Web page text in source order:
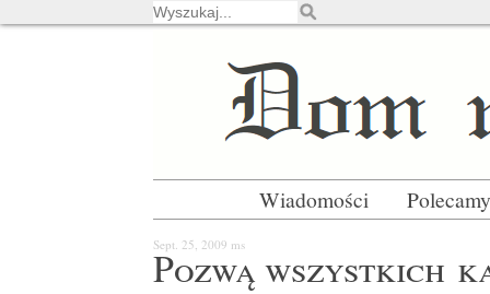
Wiadomości Polecamy
Sept. 25, 2009 ms
Pozwą wszyst­kich